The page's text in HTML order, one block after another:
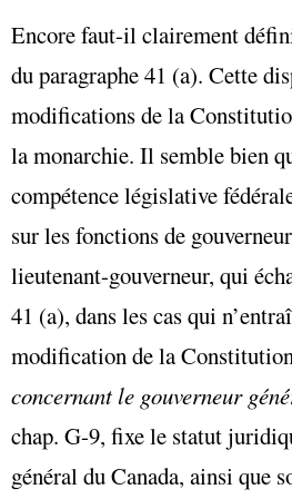
Encore faut-il clairement
du paragraphe 41 (a). Cette
modifications de la
la monarchie. Il semble bien
compétence législative
sur les fonctions de
lieutenant-gouverneur, qui
41 (a), dans les cas qui
modification de la
concernant le gouverneur
chap. G-9, fixe le statut
général du Canada, ainsi que